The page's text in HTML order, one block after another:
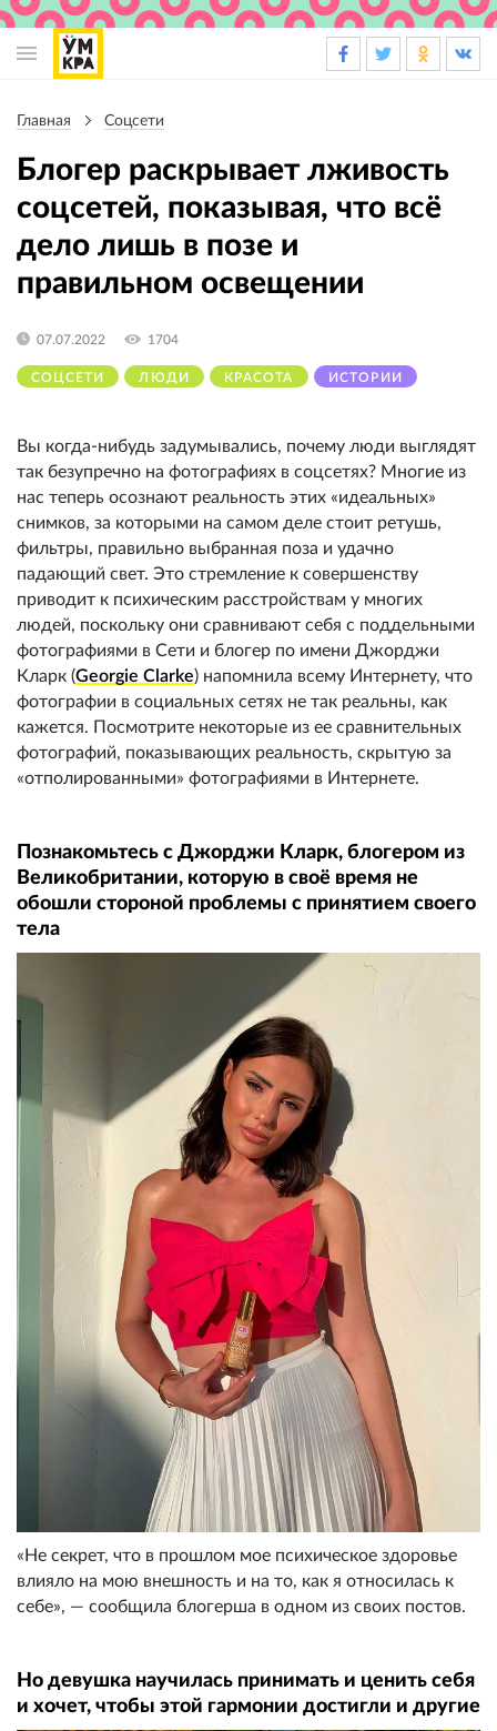
навигации
Главная Соцсети
Блогер раскрывает лживость
соцсетей, показывая, что всё
дело лишь в позе и
правильном освещении
СОЦСЕТИ ЛЮДИ КРАСОТА ИСТОРИИ
07.07.2022 1704
Вы когда-нибудь задумывались, почему люди выглядят
так безупречно на фотографиях в соцсетях? Многие из
нас теперь осознают реальность этих «идеальных»
снимков, за которыми на самом деле стоит ретушь,
фильтры, правильно выбранная поза и удачно
падающий свет. Это стремление к совершенству
приводит к психическим расстройствам у многих
людей, поскольку они сравнивают себя с поддельными
фотографиями в Сети и блогер по имени Джорджи
Кларк (Georgie Clarke) напомнила всему Интернету, что
фотографии в социальных сетях не так реальны, как
кажется. Посмотрите некоторые из ее сравнительных
фотографий, показывающих реальность, скрытую за
«отполированными» фотографиями в Интернете.
Познакомьтесь с Джорджи Кларк, блогером из
Великобритании, которую в своё время не
обошли стороной проблемы с принятием своего
тела
«Не секрет, что в прошлом мое психическое здоровье
влияло на мою внешность и на то, как я относилась к
себе», — сообщила блогерша в одном из своих постов.
Но девушка научилась принимать и ценить себя
и хочет, чтобы этой гармонии достигли и другие